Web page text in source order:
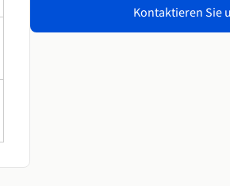
Kontaktieren Sie